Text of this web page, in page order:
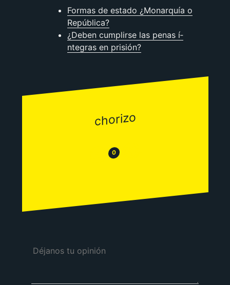
Formas de estado ¿Monarquí­a o
República?
¿Deben cumplirse las penas í­
ntegras en prisión?
chorizo
😒 0 😂